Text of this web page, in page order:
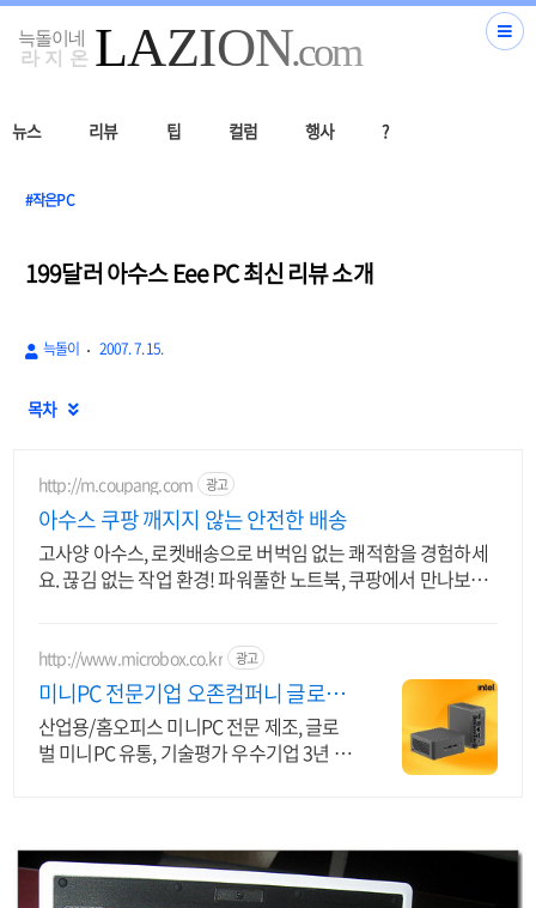
뉴스 리뷰 팁 컬럼 행사 ?
#작은PC
199달러 아수스 Eee PC 최신 리뷰 소개
늑돌이 2007. 7. 15.
목차 
http://m.coupang.com 광고
아수스 쿠팡 깨지지 않는 안전한 배송
고사양 아수스, 로켓배송으로 버벅임 없는 쾌적함을 경험하세
요. 끊김 없는 작업 환경! 파워풀한 노트북, 쿠팡에서 만나보세
http://www.microbox.co.kr 광고
미니PC 전문기업 오존컴퍼니 글로벌
미니PC 제조 No1
산업용/홈오피스 미니PC 전문 제조, 글로
벌 미니PC 유통, 기술평가 우수기업 3년 무